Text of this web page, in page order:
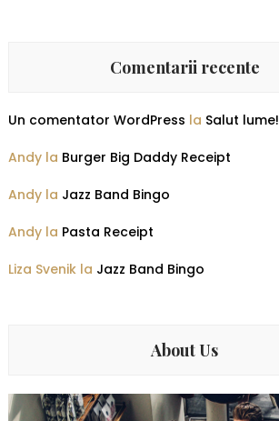
Comentarii recente
Un comentator WordPress la Salut lume!
Andy la Burger Big Daddy Receipt
Andy la Jazz Band Bingo
Andy la Pasta Receipt
Liza Svenik la Jazz Band Bingo
About Us